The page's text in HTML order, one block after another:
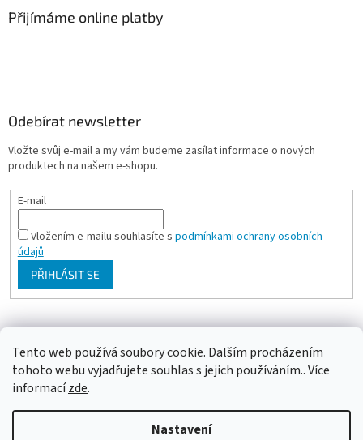
Tento web používá soubory cookie. Dalším procházením
tohoto webu vyjadřujete souhlas s jejich používáním.. Více
informacízde.
Nastavení
Přijímáme online platby
Odebírat newsletter
Vložte svůj e-mail a my vám budeme zasílat informace o nových
produktech na našem e-shopu.
E-mail
Vložením e-mailu souhlasíte s podmínkami ochrany osobních
údajů
PŘIHLÁSIT SE